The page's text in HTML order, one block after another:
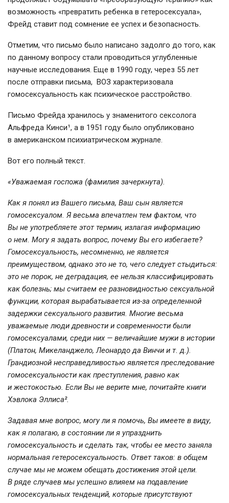
возможность «превратить ребенка в гетеросексуала»,
Фрейд ставит под сомнение ее успех и безопасность.
Отметим, что письмо было написано задолго до того, как
по данному вопросу стали проводиться углубленные
научные исследования. Еще в 1990 году, через 55 лет
после отправки письма, ВОЗ характеризовала
гомосексуальность как психическое расстройство.
Письмо Фрейда хранилось у знаменитого сексолога
Альфреда Кинси¹, а в 1951 году было опубликовано
в американском психиатрическом журнале.
Вот его полный текст.
«Уважаемая госпожа (фамилия зачеркнута).
Как я понял из Вашего письма, Ваш сын является
гомосексуалом. Я весьма впечатлен тем фактом, что
Вы не употребляете этот термин, излагая информацию
о нем. Могу я задать вопрос, почему Вы его избегаете?
Гомосексуальность, несомненно, не является
преимуществом, однако это не то, чего следует стыдиться:
это не порок, не деградация, ее нельзя классифицировать
как болезнь; мы считаем ее разновидностью сексуальной
функции, которая вырабатывается из-за определенной
задержки сексуального развития. Многие весьма
уважаемые люди древности и современности были
гомосексуалами, среди них — величайшие мужи в истории
(Платон, Микеланджело, Леонардо да Винчи и т. д.).
Грандиозной несправедливостью является преследование
гомосексуальности как преступления, равно как
и жестокостью. Если Вы не верите мне, почитайте книги
Хэвлока Эллиса².
Задавая мне вопрос, могу ли я помочь, Вы имеете в виду,
как я полагаю, в состоянии ли я упразднить
гомосексуальность и сделать так, чтобы ее место заняла
нормальная гетеросексуальность. Ответ таков: в общем
случае мы не можем обещать достижения этой цели.
В ряде случаев мы успешно влияем на подавление
гомосексуальных тенденций, которые присутствуют